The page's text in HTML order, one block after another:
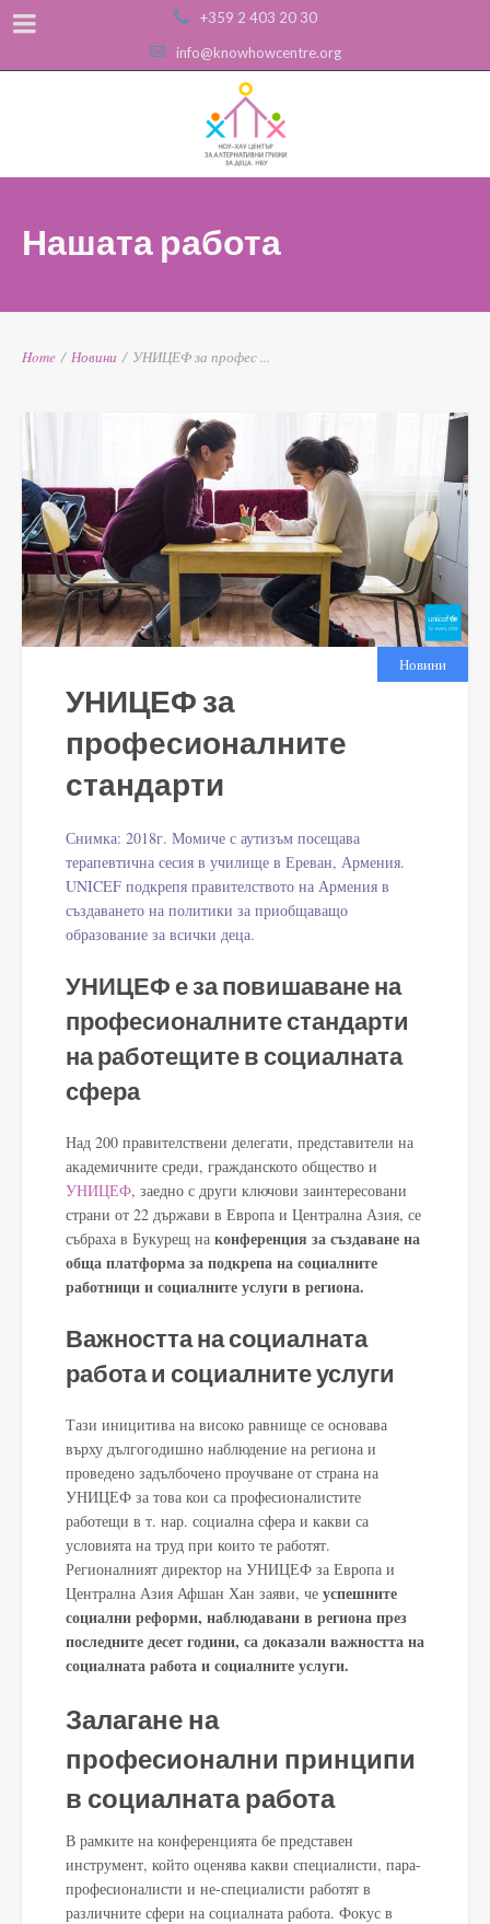
+359 2 403 20 30
info@knowhowcentre.org
Нашата работа
Home / Новини / УНИЦЕФ за профес ...
Новини
УНИЦЕФ за
професионалните
стандарти
Снимка: 2018г. Момиче с аутизъм посещава
терапевтична сесия в училище в Ереван, Армения.
UNICEF подкрепя правителството на Армения в
създаването на политики за приобщаващо
образование за всички деца.
УНИЦЕФ е за повишаване на
професионалните стандарти
на работещите в социалната
сфера
Над 200 правителствени делегати, представители на
академичните среди, гражданското общество и
УНИЦЕФ, заедно с други ключови заинтересовани
страни от 22 държави в Европа и Централна Азия, се
събраха в Букурещ на конференция за създаване на
обща платформа за подкрепа на социалните
работници и социалните услуги в региона.
Важността на социалната
работа и социалните услуги
Тази иницитива на високо равнище се основава
върху дългогодишно наблюдение на региона и
проведено задълбочено проучване от страна на
УНИЦЕФ за това кои са професионалистите
работещи в т. нар. социална сфера и какви са
условията на труд при които те работят.
Регионалният директор на УНИЦЕФ за Европа и
Централна Азия Афшан Хан заяви, че успешните
социални реформи, наблюдавани в региона през
последните десет години, са доказали важността на
социалната работа и социалните услуги.
Залагане на
професионални принципи
в социалната работа
В рамките на конференцията бе представен
инструмент, който оценява какви специалисти, пара-
професионалисти и не-специалисти работят в
различните сфери на социалната работа. Фокус в